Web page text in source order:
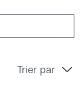
Trier par